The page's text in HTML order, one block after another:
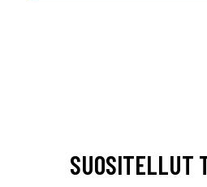
SUOSITELLUT